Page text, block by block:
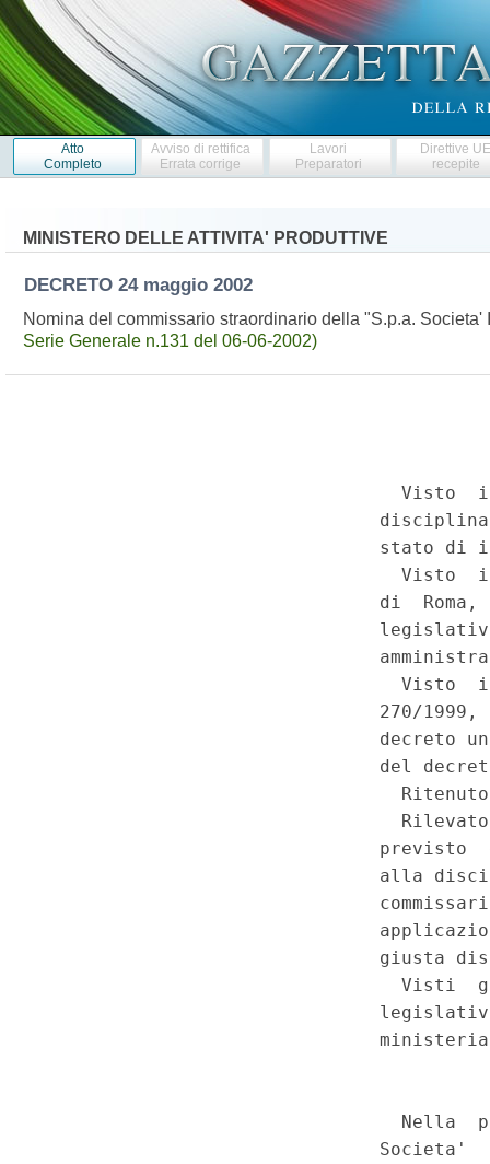
Atto
Completo
Avviso di rettifica
Errata corrige
Lavori
Preparatori
Direttive
recepite
MINISTERO DELLE ATTIVITA' PRODUTTIVE
DECRETO 24 maggio 2002
Nomina del commissario straordinario della "S.p.a.
Serie Generale n.131 del 06-06-2002)